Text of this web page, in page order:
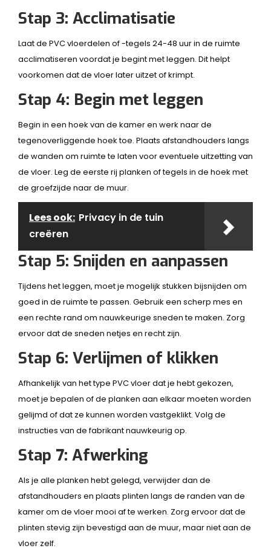
Stap 3: Acclimatisatie
Laat de PVC vloerdelen of -tegels 24-48 uur in de ruimte
acclimatiseren voordat je begint met leggen. Dit helpt
voorkomen dat de vloer later uitzet of krimpt.
Stap 4: Begin met leggen
Begin in een hoek van de kamer en werk naar de
tegenoverliggende hoek toe. Plaats afstandhouders langs
de wanden om ruimte te laten voor eventuele uitzetting van
de vloer. Leg de eerste rij planken of tegels in de hoek met
de groefzijde naar de muur.
Lees ook: Privacy in de tuin
creëren
Stap 5: Snijden en aanpassen
Tijdens het leggen, moet je mogelijk stukken bijsnijden om
goed in de ruimte te passen. Gebruik een scherp mes en
een rechte rand om nauwkeurige sneden te maken. Zorg
ervoor dat de sneden netjes en recht zijn.
Stap 6: Verlijmen of klikken
Afhankelijk van het type PVC vloer dat je hebt gekozen,
moet je bepalen of de planken aan elkaar moeten worden
gelijmd of dat ze kunnen worden vastgeklikt. Volg de
instructies van de fabrikant nauwkeurig op.
Stap 7: Afwerking
Als je alle planken hebt gelegd, verwijder dan de
afstandhouders en plaats plinten langs de randen van de
kamer om de vloer mooi af te werken. Zorg ervoor dat de
plinten stevig zijn bevestigd aan de muur, maar niet aan de
vloer zelf.